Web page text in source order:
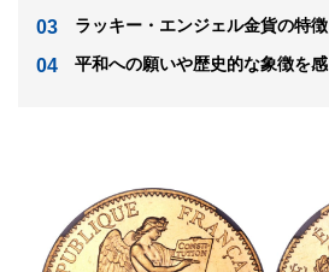
ラッキー・エンジェル金貨の特徴
平和への願いや歴史的な象徴を